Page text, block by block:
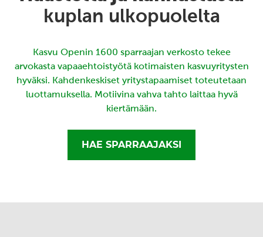
kuplan ulkopuolelta
Kasvu Openin 1600 sparraajan verkosto tekee
arvokasta vapaaehtoistyötä kotimaisten kasvuyritysten
hyväksi. Kahdenkeskiset yritystapaamiset toteutetaan
luottamuksella. Motiivina vahva tahto laittaa hyvä
kiertämään.
HAE SPARRAAJAKSI